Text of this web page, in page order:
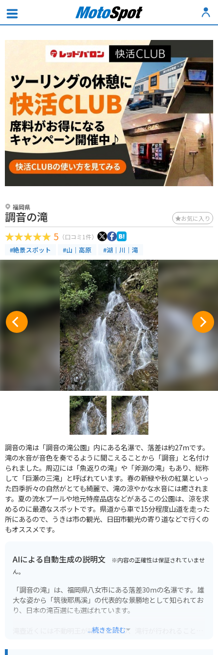
福岡県
調音の滝 お気に入り
5 （口コミ1件）
#絶景スポット #山｜高原 #湖｜川｜滝
調音の滝は「調音の滝公園」内にある名瀑で、落差は約27mです。
滝の水音が音色を奏でるように聞こえることから「調音」と名付け
られました。周辺には「魚返りの滝」や「斧淵の滝」もあり、総称
して「巨瀬の三滝」と呼ばれています。春の新緑や秋の紅葉といっ
た四季折々の自然がとても綺麗で、滝の涼やかな水音には癒されま
す。夏の流水プールや地元特産品店などがあるこの公園は、涼を求
めるのに最適なスポットです。県道から車で15分程度山道を走った
所にあるので、うきは市の観光、日田市観光の寄り道などで行くの
もオススメです。
AIによる自動生成の説明文 ※内容の正確性は保証されていませ
ん。
「調音の滝」は、福岡県八女市にある落差30mの名瀑です。雄
大な姿から「筑後耶馬溪」の代表的な景勝地として知られてお
り、日本の滝百選にも選ばれています。
滝壺近くには不動明王が祀られており、滝行が行われることも
...続きを読む